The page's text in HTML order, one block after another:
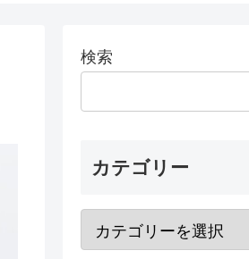
検索
カテゴリー